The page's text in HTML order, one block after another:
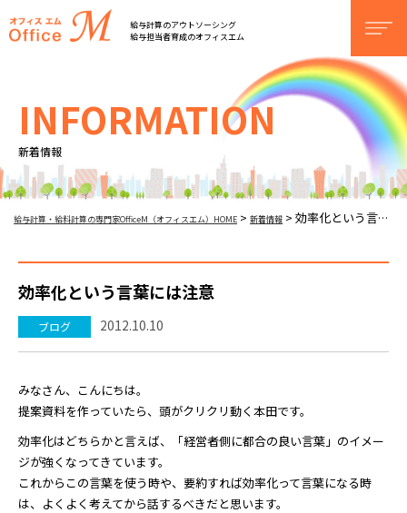
オフィスM
給与計算のアウトソーシング
給与担当者育成のオフィスエム
INFORMATION
新着情報
給与計算・給料計算の専門家OfficeM（オフィスエム）HOME > 新着情報 > 効率化という言葉には注意
効率化という言葉には注意
ブログ 2012.10.10
みなさん、こんにちは。
提案資料を作っていたら、頭がクリクリ動く本田です。
効率化はどちらかと言えば、「経営者側に都合の良い言葉」のイメー
ジが強くなってきています。
これからこの言葉を使う時や、要約すれば効率化って言葉になる時
は、よくよく考えてから話するべきだと思います。